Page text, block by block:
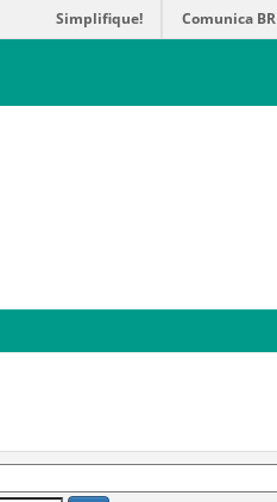
Simplifique! Comunica BR